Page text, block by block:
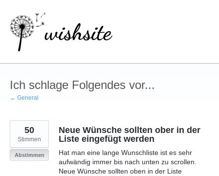
Inhalt
springen
Ich schlage Folgendes vor...
← General
Neue Wünsche sollten ober in der
Liste eingefügt werden
Hat man eine lange Wunschliste ist es sehr
aufwändig immer bis nach unten zu scrollen.
Neue Wünsche sollten oben in der Liste
50
Stimmen
Abstimmen